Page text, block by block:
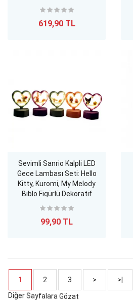
619,90 TL
Sevimli Sanrio Kalpli LED
Gece Lambası Seti: Hello
Kitty, Kuromi, My Melody
Biblo Figürlü Dekoratif
Aydınlatma
99,90 TL
1 2 3 > >|